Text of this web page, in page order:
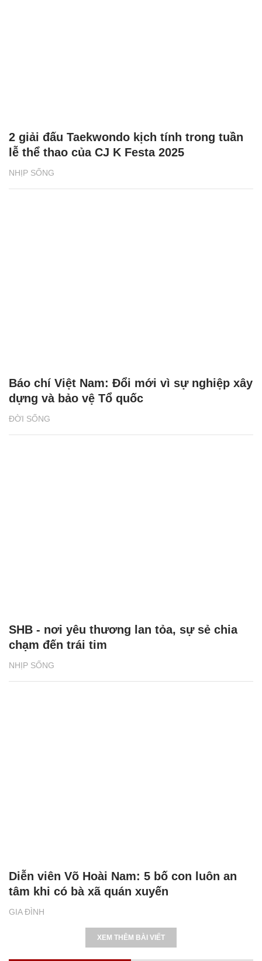
NHỊP SỐNG
2 giải đấu Taekwondo kịch tính trong tuần
lễ thể thao của CJ K Festa 2025
ĐỜI SỐNG
Báo chí Việt Nam: Đổi mới vì sự nghiệp xây
dựng và bảo vệ Tổ quốc
NHỊP SỐNG
SHB - nơi yêu thương lan tỏa, sự sẻ chia
chạm đến trái tim
GIA ĐÌNH
Diễn viên Võ Hoài Nam: 5 bố con luôn an
tâm khi có bà xã quán xuyến
XEM THÊM BÀI VIẾT